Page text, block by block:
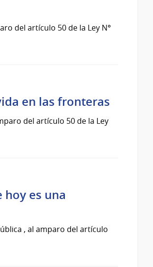
del artículo 50 de la Ley N°
en las fronteras
del artículo 50 de la Ley
hoy es una
, al amparo del artículo